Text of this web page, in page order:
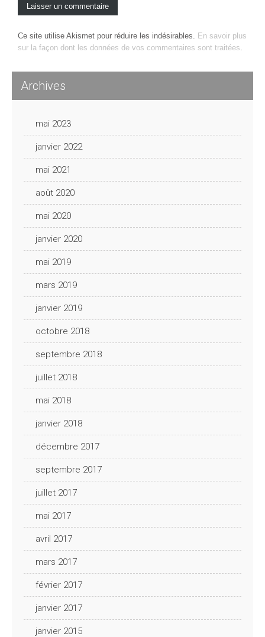
Ce site utilise Akismet pour réduire les indésirables. En savoir plus
sur la façon dont les données de vos commentaires sont traitées
Archives
mai 2023
janvier 2022
mai 2021
août 2020
mai 2020
janvier 2020
mai 2019
mars 2019
janvier 2019
octobre 2018
septembre 2018
juillet 2018
mai 2018
janvier 2018
décembre 2017
septembre 2017
juillet 2017
mai 2017
avril 2017
mars 2017
février 2017
janvier 2017
janvier 2015